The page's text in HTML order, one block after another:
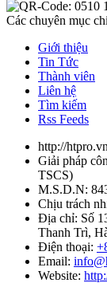
Các chuyên mục
Giới thiệu
Tin Tức
Thành viên
Liên hệ
Tìm kiếm
Rss Feeds
http://
Giải pháp
TSCS)
M.S.D.N:
Chịu trách
Địa chỉ: Số
Thanh Trì,
Điện thoại:
Email:
Website: